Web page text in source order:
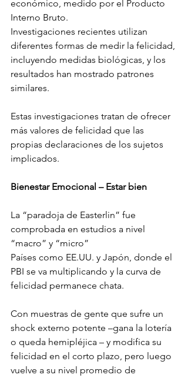
económico, medido por el Producto
Interno Bruto.
Investigaciones recientes utilizan
diferentes formas de medir la felicidad,
incluyendo medidas biológicas, y los
resultados han mostrado patrones
similares.
Estas investigaciones tratan de ofrecer
más valores de felicidad que las
propias declaraciones de los sujetos
implicados.
Bienestar Emocional – Estar bien
La “paradoja de Easterlin” fue
comprobada en estudios a nivel
“macro” y “micro”
Países como EE.UU. y Japón, donde el
PBI se va multiplicando y la curva de
felicidad permanece chata.
Con muestras de gente que sufre un
shock externo potente –gana la lotería
o queda hemipléjica – y modifica su
felicidad en el corto plazo, pero luego
vuelve a su nivel promedio de